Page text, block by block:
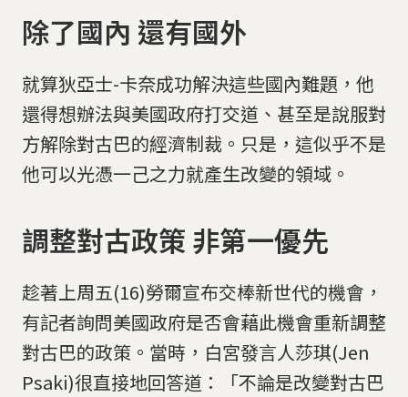
除了國內 還有國外
就算狄亞士-卡奈成功解決這些國內難題，他
還得想辦法與美國政府打交道、甚至是說服對
方解除對古巴的經濟制裁。只是，這似乎不是
他可以光憑一己之力就產生改變的領域。
調整對古政策 非第一優先
趁著上周五(16)勞爾宣布交棒新世代的機會，
有記者詢問美國政府是否會藉此機會重新調整
對古巴的政策。當時，白宮發言人莎琪(Jen
Psaki)很直接地回答道：「不論是改變對古巴